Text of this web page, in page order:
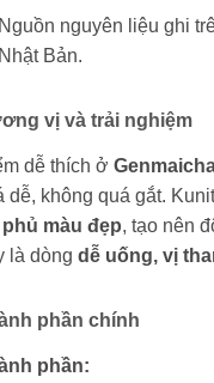
Nguồn nguyên liệu ghi
Nhật Bản.
vị và trải nghiệm
dễ thích ở
dễ, không quá gắt.
màu đẹp, tạo nên
là dòng dễ uống, vị
phần chính
phần: